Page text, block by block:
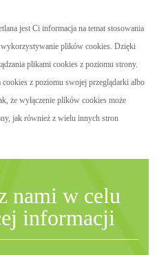
jest Ci informacja na temat stosowania
plików cookies. Dzięki
plikami cookies z poziomu strony.
cookies z poziomu swojej przeglądarki albo
że wyłączenie plików cookies może
jak również z wielu innych stron
nami w celu
informacji